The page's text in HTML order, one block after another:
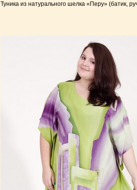
Туника из натурального шелка «Перу» (батик,